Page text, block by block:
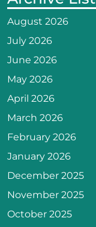
August 2026
July 2026
June 2026
May 2026
April 2026
March 2026
February 2026
January 2026
December 2025
November 2025
October 2025